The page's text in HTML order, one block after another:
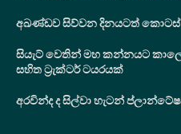
අඛණ්ඩව සිව්වන දිනයටත් කොටස්
සියැට් වෙතින් මහ කන්නයට
සහිත ට්‍රැක්ටර් ටයරයක්
අරවින්ද ද සිල්වා හැටන්